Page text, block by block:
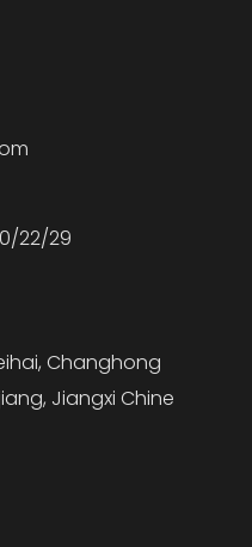
22/29
Changhong
Jiangxi Chine